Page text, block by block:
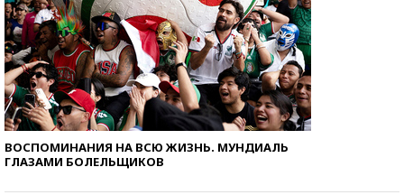
ВОСПОМИНАНИЯ НА ВСЮ ЖИЗНЬ. МУНДИАЛЬ
ГЛАЗАМИ БОЛЕЛЬЩИКОВ